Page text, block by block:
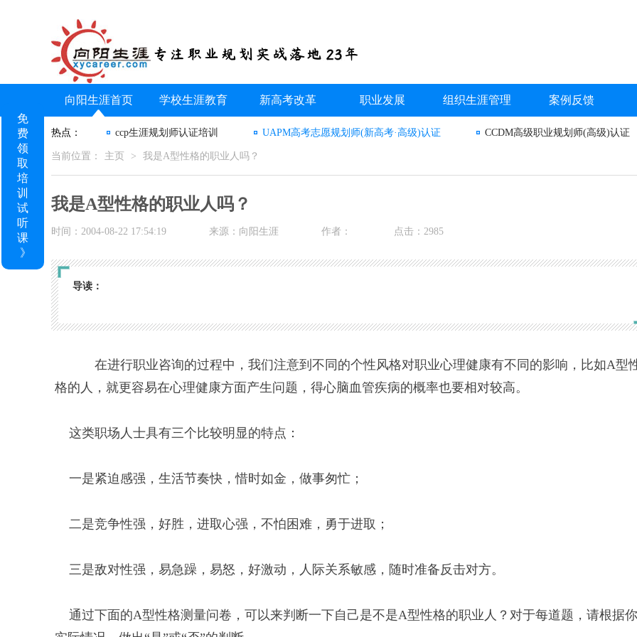
向阳生涯首页 学校生涯教育 新高考改革 职业发展 组织生涯管理 案例反馈
热点： ccp生涯规划师认证培训 UAPM高考志愿规划师(新高考·高级)认证 CCDM高级职业规划师(高级)认证
当前位置： 主页 > 我是A型性格的职业人吗？
我是A型性格的职业人吗？
时间：2004-08-22 17:54:19 来源：向阳生涯 作者： 点击：2985
导读：
在进行职业咨询的过程中，我们注意到不同的个性风格对职业心理健康有不同的影响，比如A型
格的人，就更容易在心理健康方面产生问题，得心脑血管疾病的概率也要相对较高。
这类职场人士具有三个比较明显的特点：
一是紧迫感强，生活节奏快，惜时如金，做事匆忙；
二是竞争性强，好胜，进取心强，不怕困难，勇于进取；
三是敌对性强，易急躁，易怒，好激动，人际关系敏感，随时准备反击对方。
通过下面的A型性格测量问卷，可以来判断一下自己是不是A型性格的职业人？对于每道题，请根据
免
费
领
取
培
训
试
听
课
》